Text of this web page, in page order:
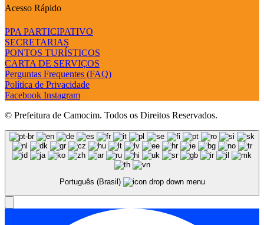
Acesso Rápido
PPA PARTICIPATIVO
SECRETARIAS
PONTOS TURÍSTICOS
CARTA DE SERVIÇOS
Perguntas Frequentes (FAQ)
Política de Privacidade
Facebook Instagram
© Prefeitura de Camocim. Todos os Direitos Reservados.
Português (Brasil)